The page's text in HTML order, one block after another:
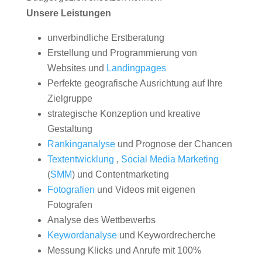
Unsere Leistungen
unverbindliche Erstberatung
Erstellung und Programmierung von
Websites und Landingpages
Perfekte geografische Ausrichtung auf Ihre
Zielgruppe
strategische Konzeption und kreative
Gestaltung
Rankinganalyseund Prognose der Chancen
Textentwicklung , Social Media Marketing
(SMM) und Contentmarketing
Fotografien und Videos mit eigenen
Fotografen
Analyse des Wettbewerbs
Keywordanalyseund Keywordrecherche
Messung Klicks und Anrufe mit 100%